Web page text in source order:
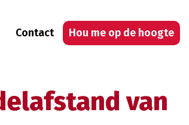
Contact Hou me op de hoogte
van